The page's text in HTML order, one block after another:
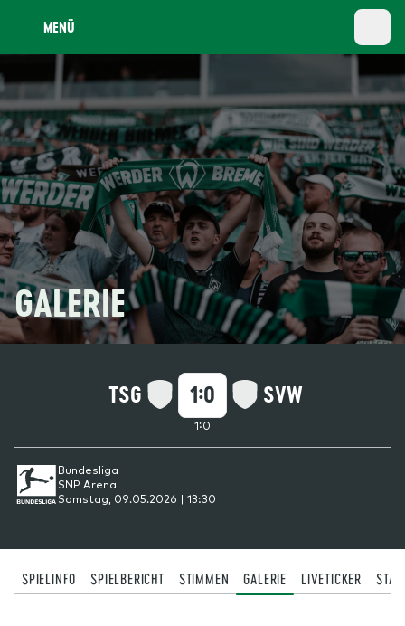
MENÜ
GALERIE
Bundesliga
SNP Arena
Samstag, 09.05.2026 | 13:30
TSG 1:0
1:0
SVW
SPIELINFO SPIELBERICHT STIMMEN GALERIE LIVETICKER